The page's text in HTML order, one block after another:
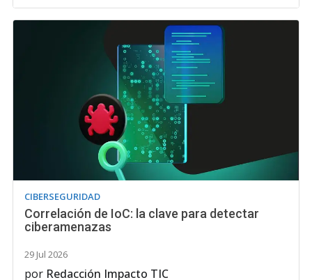
CIBERSEGURIDAD
Correlación de IoC: la clave para detectar
ciberamenazas
29 Jul 2026
por Redacción Impacto TIC